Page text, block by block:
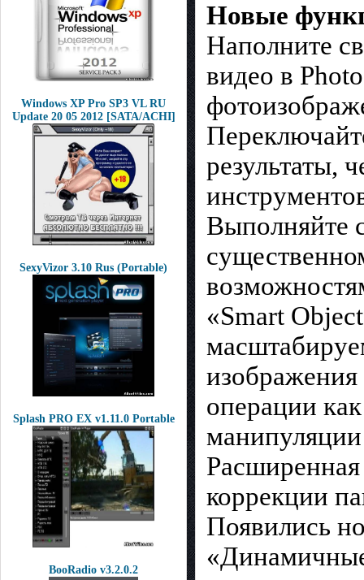
Windows XP Pro SP3 VL RU
Update 20 05 2012 [SATA/ACHI]
SexyVizor 3.10 Rus (Portable)
Splash PRO EX v1.11.0 Portable
BooRadio v3.2.0.2
Новые
Наполните
видео в
результаты,
Выполняйте
«Smart
операции
коррекции
Появились